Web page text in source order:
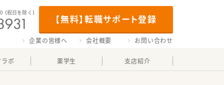
【無料】転職サポート登録
（祝日を除く）
企業の皆様へ 会社概要 お問い合わせ
ボ 薬学生 支店紹介